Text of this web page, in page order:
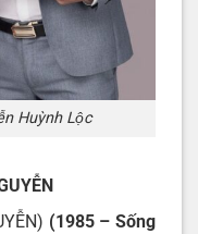
Huỳnh Lộc
(1985 – Sống